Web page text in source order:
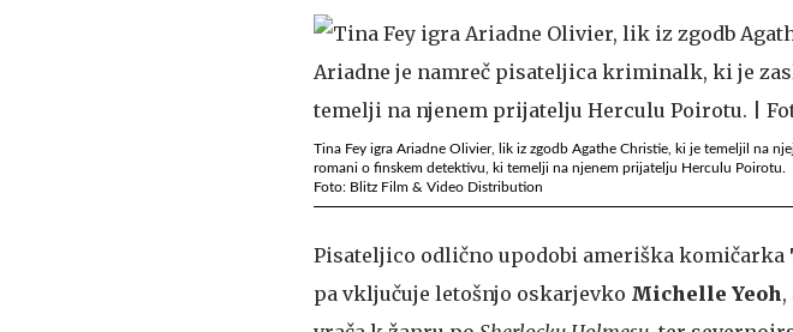
Tina Fey igra Ariadne Olivier, lik iz zgodb Agathe Christie, ki je temeljil na
romani o finskem detektivu, ki temelji na njenem prijatelju Herculu Poirotu.
Foto: Blitz Film & Video Distribution
Pisateljico odlično upodobi ameriška komičarka
pa vključuje letošnjo oskarjevko Michelle Yeoh